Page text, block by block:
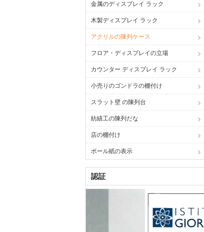
金属のディスプレイ ラック
木製ディスプレイ ラック
アクリルの陳列ケース
フロア・ディスプレイの立場
カウンター ディスプレイ ラック
小売りのゴンドラの棚付け
スラット壁 の陳列台
紡績工の陳列だな
店の棚付け
ボール紙の表示
認証